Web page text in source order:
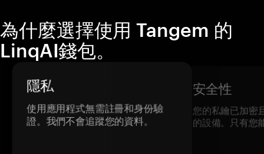
為什麼選擇使用 Tangem 的
LinqAI錢包。
隱私
使用應用程式無需註冊和身份驗
證。我們不會追蹤您的資料。
安全性
您的私鑰已加密
的設備。只有您